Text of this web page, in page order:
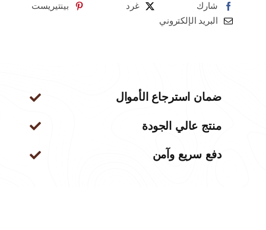
شارك غرد
بينتيريست
البريد الإلكتروني
ضمان استرجاع الأموال
منتج عالي الجودة
دفع سريع وآمن